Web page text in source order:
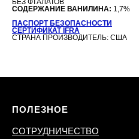
СОДЕРЖАНИЕ ВАНИЛИНА: 1,7%
ПАСПОРТ БЕЗОПАСНОСТИ
СЕРТИФИКАТ IFRA
СТРАНА ПРОИЗВОДИТЕЛЬ: США
ПОЛЕЗНОЕ
СОТРУДНИЧЕСТВО